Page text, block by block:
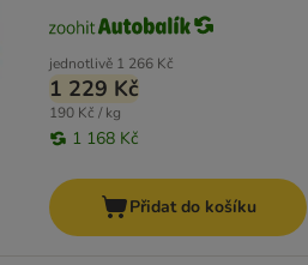
jednotlivě 1 266 Kč
1 229 Kč
190 Kč / kg
1 168 Kč
Přidat do košíku